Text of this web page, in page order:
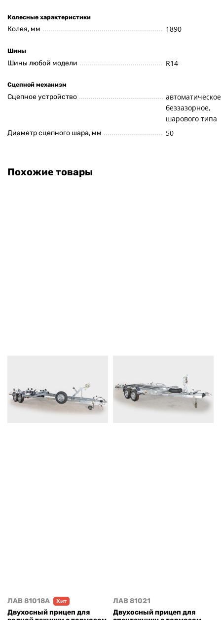
Колесные характеристики
Колея, мм 1890
Шины
Шины любой модели R14
Сцепной механизм
Сцепное устройство
беззазорное,
шарового типа
Диаметр сцепного шара, мм 50
Похожие товары
ЛАВ 81018A Хит
Двухосный прицеп для
ЛАВ 81021
Двухосный прицеп для